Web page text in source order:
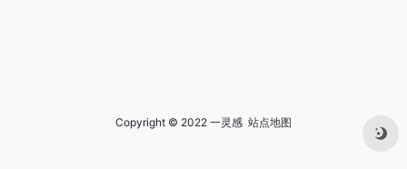
Copyright © 2022 一灵感 站点地图